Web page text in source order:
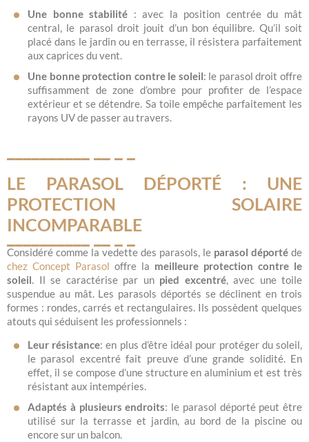
Une bonne stabilité : avec la position centrée du mât
central, le parasol droit jouit d’un bon équilibre. Qu’il soit
placé dans le jardin ou en terrasse, il résistera parfaitement
aux caprices du vent.
Une bonne protection contre le soleil: le parasol droit offre
suffisamment de zone d’ombre pour profiter de l’espace
extérieur et se détendre. Sa toile empêche parfaitement les
rayons UV de passer au travers.
LE PARASOL DÉPORTÉ : UNE
PROTECTION SOLAIRE
INCOMPARABLE
Considéré comme la vedette des parasols, le parasol déporté de
chez Concept Parasol offre la meilleure protection contre le
soleil. Il se caractérise par un pied excentré, avec une toile
suspendue au mât. Les parasols déportés se déclinent en trois
formes : rondes, carrés et rectangulaires. Ils possèdent quelques
atouts qui séduisent les professionnels :
Leur résistance: en plus d’être idéal pour protéger du soleil,
le parasol excentré fait preuve d’une grande solidité. En
effet, il se compose d’une structure en aluminium et est très
résistant aux intempéries.
Adaptés à plusieurs endroits: le parasol déporté peut être
utilisé sur la terrasse et jardin, au bord de la piscine ou
encore sur un balcon.